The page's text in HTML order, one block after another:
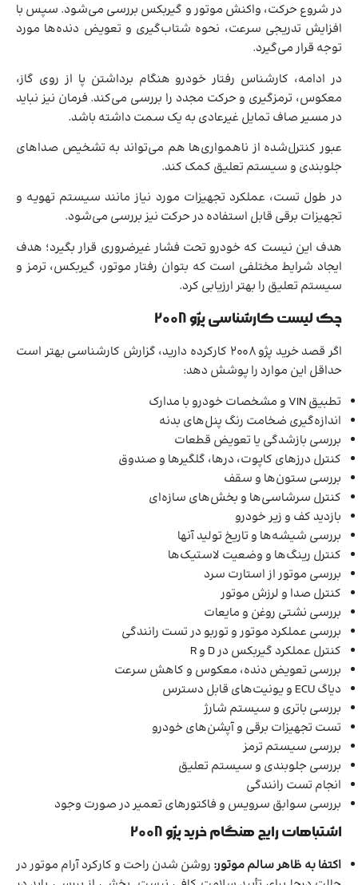
در شروع حرکت، واکنش موتور و گیربکس بررسی می‌شود. سپس با
افزایش تدریجی سرعت، نحوه شتاب‌گیری و تعویض دنده‌ها مورد
توجه قرار می‌گیرد.
در ادامه، کارشناس رفتار خودرو هنگام برداشتن پا از روی گاز،
معکوس، ترمزگیری و حرکت مجدد را بررسی می‌کند. فرمان نیز نباید
در مسیر صاف تمایل غیرعادی به یک سمت داشته باشد.
عبور کنترل‌شده از ناهمواری‌ها هم می‌تواند به تشخیص صداهای
جلوبندی و سیستم تعلیق کمک کند.
در طول تست، عملکرد تجهیزات مورد نیاز مانند سیستم تهویه و
تجهیزات برقی قابل استفاده در حرکت نیز بررسی می‌شود.
هدف این نیست که خودرو تحت فشار غیرضروری قرار بگیرد؛ هدف
ایجاد شرایط مختلفی است که بتوان رفتار موتور، گیربکس، ترمز و
سیستم تعلیق را بهتر ارزیابی کرد.
چک لیست کارشناسی پژو 2008
اگر قصد خرید پژو 2008 کارکرده دارید، گزارش کارشناسی بهتر است
حداقل این موارد را پوشش دهد:
تطبیق VIN و مشخصات خودرو با مدارک
اندازه‌گیری ضخامت رنگ پنل‌های بدنه
بررسی بازشدگی یا تعویض قطعات
کنترل درزهای کاپوت، درها، گلگیرها و صندوق
بررسی ستون‌ها و سقف
کنترل سرشاسی‌ها و بخش‌های سازه‌ای
بازدید کف و زیر خودرو
بررسی شیشه‌ها و تاریخ تولید آنها
کنترل رینگ‌ها و وضعیت لاستیک‌ها
بررسی موتور از استارت سرد
کنترل صدا و لرزش موتور
بررسی نشتی روغن و مایعات
بررسی عملکرد موتور و توربو در تست رانندگی
کنترل عملکرد گیربکس در D و R
بررسی تعویض دنده، معکوس و کاهش سرعت
دیاگ ECU و یونیت‌های قابل دسترس
بررسی باتری و سیستم شارژ
تست تجهیزات برقی و آپشن‌های خودرو
بررسی سیستم ترمز
بررسی جلوبندی و سیستم تعلیق
انجام تست رانندگی
بررسی سوابق سرویس و فاکتورهای تعمیر در صورت وجود
اشتباهات رایج هنگام خرید پژو 2008
اکتفا به ظاهر سالم موتور: روشن شدن راحت و کارکرد آرام موتور در